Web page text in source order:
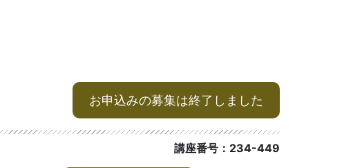
お申込みの募集は終了しました
講座番号：234-449